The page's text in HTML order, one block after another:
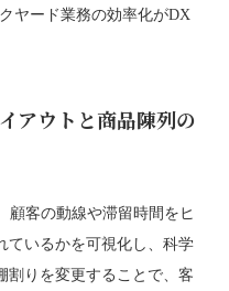
ヤード業務の効率化がDX
アウトと商品陳列の
顧客の動線や滞留時間をヒ
ているかを可視化し、科学
割りを変更することで、客